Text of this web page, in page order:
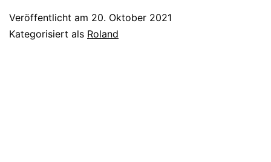
Veröffentlicht am 20. Oktober 2021
Kategorisiert als Roland